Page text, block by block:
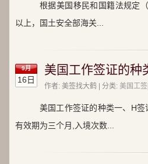
根据美国移民和国籍法规定
以上，国土安全部海关...
9月
16日
美国工作签证的种
作者: 美签找大鹤 | 分类: 美国工签
美国工作签证的种类一、H
有效期为三个月,入境次数...